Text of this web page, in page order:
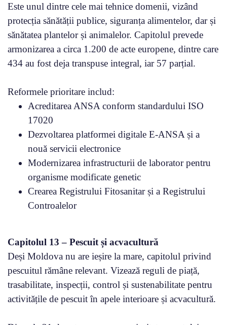
Este unul dintre cele mai tehnice domenii, vizând
protecția sănătății publice, siguranța alimentelor, dar și
sănătatea plantelor și animalelor. Capitolul prevede
armonizarea a circa 1.200 de acte europene, dintre care
434 au fost deja transpuse integral, iar 57 parțial.
Reformele prioritare includ:
Acreditarea ANSA conform standardului ISO
17020
Dezvoltarea platformei digitale E-ANSA și a
nouă servicii electronice
Modernizarea infrastructurii de laborator pentru
organisme modificate genetic
Crearea Registrului Fitosanitar și a Registrului
Controalelor
Capitolul 13 – Pescuit și acvacultură
Deși Moldova nu are ieșire la mare, capitolul privind
pescuitul rămâne relevant. Vizează reguli de piață,
trasabilitate, inspecții, control și sustenabilitate pentru
activitățile de pescuit în apele interioare și acvacultură.